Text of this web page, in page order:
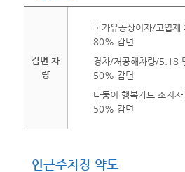
감면 차
량
국가유공상이자/고엽
80% 감면
경차/저공해차량/
50% 감면
다둥이 행
50% 감면
인근주차장 약도